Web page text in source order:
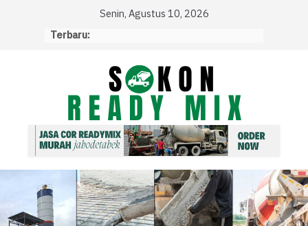
Senin, Agustus 10, 2026
Terbaru: